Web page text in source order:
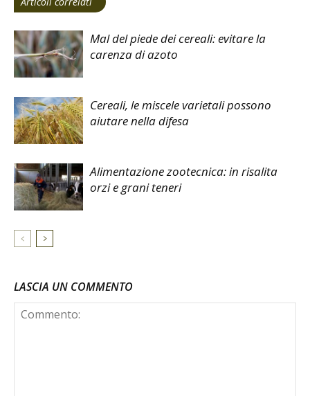
Mal del piede dei cereali: evitare la
carenza di azoto
Cereali, le miscele varietali possono
aiutare nella difesa
Alimentazione zootecnica: in risalita
orzi e grani teneri
LASCIA UN COMMENTO